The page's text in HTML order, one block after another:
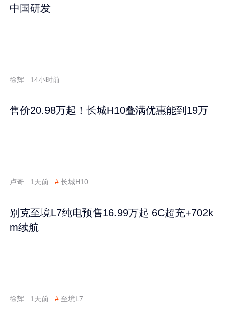
中国研发
徐辉 14小时前
售价20.98万起！长城H10叠满优惠能到19万
卢奇 1天前 # 长城H10
别克至境L7纯电预售16.99万起 6C超充+702k
m续航
徐辉 1天前 # 至境L7